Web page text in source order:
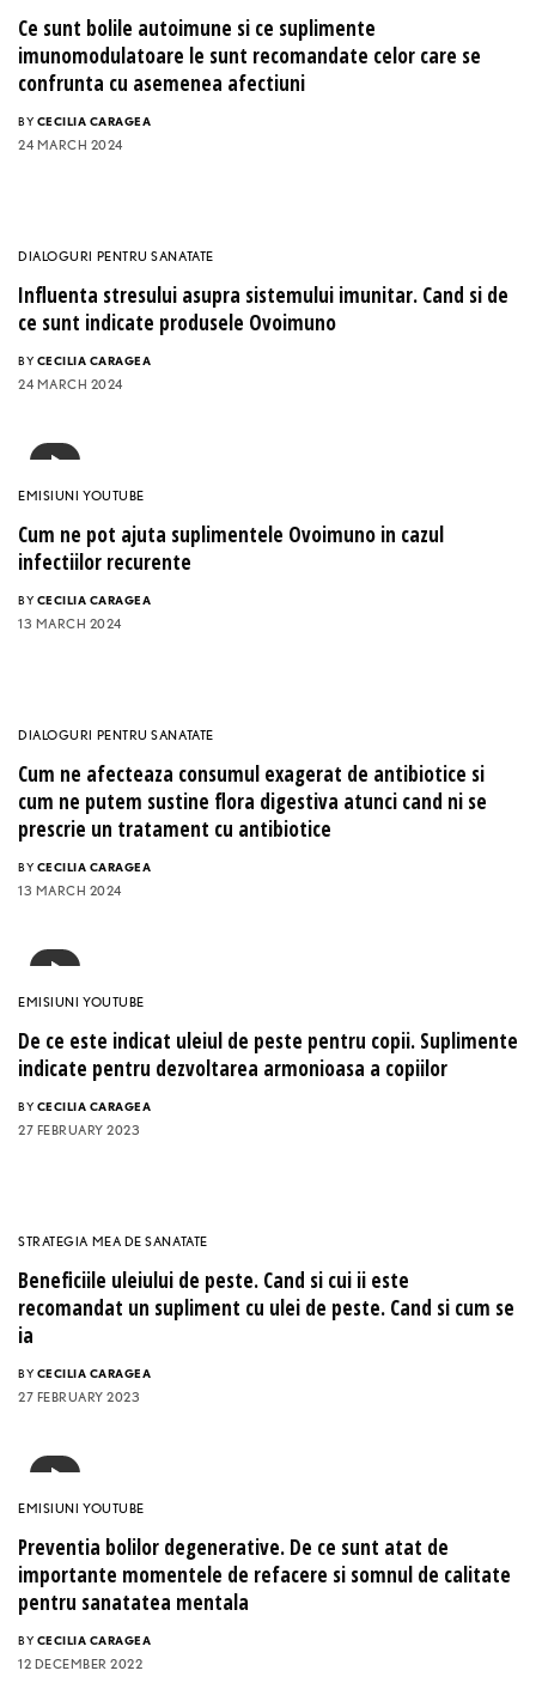
Ce sunt bolile autoimune si ce suplimente
imunomodulatoare le sunt recomandate celor care se
confrunta cu asemenea afectiuni
BY CECILIA CARAGEA
24 MARCH 2024
DIALOGURI PENTRU SANATATE
Influenta stresului asupra sistemului imunitar. Cand si de
ce sunt indicate produsele Ovoimuno
BY CECILIA CARAGEA
24 MARCH 2024
EMISIUNI YOUTUBE
Cum ne pot ajuta suplimentele Ovoimuno in cazul
infectiilor recurente
BY CECILIA CARAGEA
13 MARCH 2024
DIALOGURI PENTRU SANATATE
Cum ne afecteaza consumul exagerat de antibiotice si
cum ne putem sustine flora digestiva atunci cand ni se
prescrie un tratament cu antibiotice
BY CECILIA CARAGEA
13 MARCH 2024
EMISIUNI YOUTUBE
De ce este indicat uleiul de peste pentru copii. Suplimente
indicate pentru dezvoltarea armonioasa a copiilor
BY CECILIA CARAGEA
27 FEBRUARY 2023
STRATEGIA MEA DE SANATATE
Beneficiile uleiului de peste. Cand si cui ii este
recomandat un supliment cu ulei de peste. Cand si cum se
ia
BY CECILIA CARAGEA
27 FEBRUARY 2023
EMISIUNI YOUTUBE
Preventia bolilor degenerative. De ce sunt atat de
importante momentele de refacere si somnul de calitate
pentru sanatatea mentala
BY CECILIA CARAGEA
12 DECEMBER 2022